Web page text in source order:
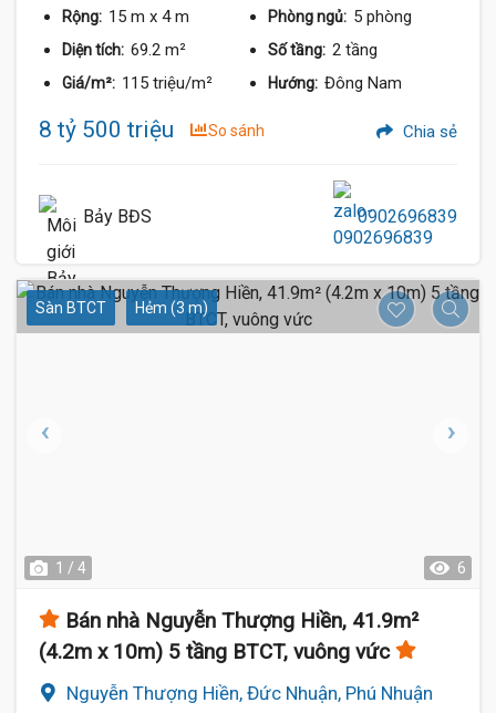
Rộng: 15 m x 4 m Phòng ngủ: 5 phòng
Diện tích: 69.2 m² Số tầng: 2 tầng
Giá/m²: 115 triệu/m² Hướng: Đông Nam
8 tỷ 500 triệu So sánh Chia sẻ
Bảy BĐS 0902696839
Sàn BTCT Hẻm (3 m)
1 / 4 6
Bán nhà Nguyễn Thượng Hiền, 41.9m²
(4.2m x 10m) 5 tầng BTCT, vuông vức
Nguyễn Thượng Hiền, Đức Nhuận, Phú Nhuận